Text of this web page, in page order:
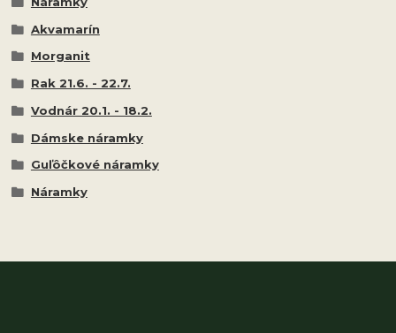
Akvamarín
Morganit
Rak 21.6. - 22.7.
Vodnár 20.1. - 18.2.
Dámske náramky
Guľôčkové náramky
Náramky